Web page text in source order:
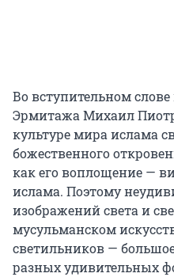
Во вступительном
Эрмитажа Михаил
культуре мира ислама
божественного
как его воплощение —
ислама. Поэтому
изображений света и
мусульманском
светильников —
разных удивительных